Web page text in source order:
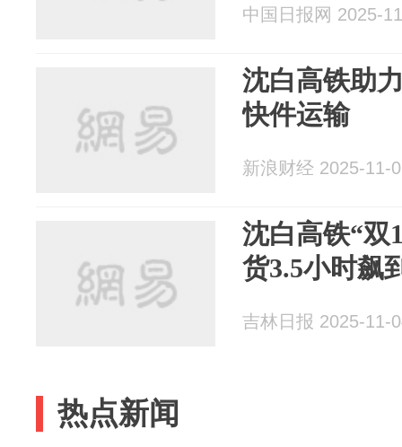
中国日报网 2025-
沈白高铁助
快件运输
新浪财经 2025-11-
沈白高铁“双
货3.5小时飙
吉林日报 2025-11-
热点新闻